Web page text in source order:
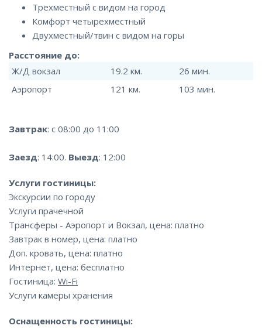
Трехместный с видом на город
Комфорт четырехместный
Двухместный/твин с видом на горы
Расстояние до:
Ж/Д вокзал
19.2 км.
26 мин.
Аэропорт
121 км. 103 мин.
Завтрак: с 08:00 до 11:00
Заезд: 14:00. Выезд: 12:00
Услуги гостиницы:
Экскурсии по городу
Услуги прачечной
Трансферы - Аэропорт и Вокзал, цена: платно
Завтрак в номер, цена: платно
Доп. кровать, цена: платно
Интернет, цена: бесплатно
Гостиница: Wi-Fi
Услуги камеры хранения
Оснащенность гостиницы: